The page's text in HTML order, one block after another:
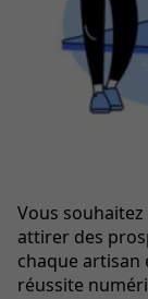
Vous
attirer des
chaque artisan
réussite